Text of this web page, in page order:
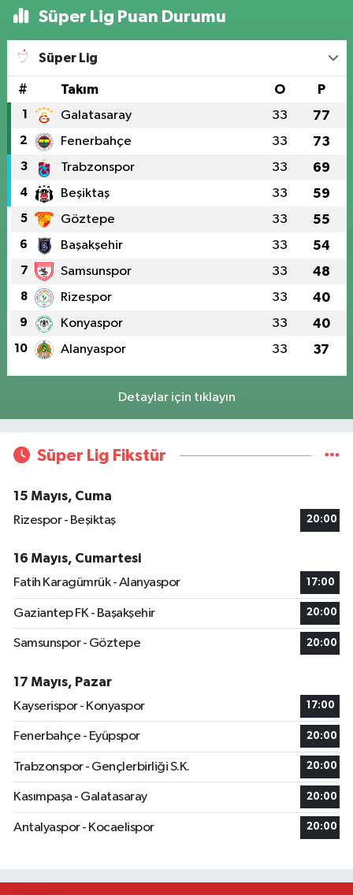
Süper Lig Puan Durumu
Süper Lig
# Takım O P
1 Galatasaray 33 77
2 Fenerbahçe 33 73
3 Trabzonspor 33 69
4 Beşiktaş 33 59
5 Göztepe 33 55
6 Başakşehir 33 54
7 Samsunspor 33 48
8 Rizespor 33 40
9 Konyaspor 33 40
10 Alanyaspor 33 37
Detaylar için tıklayın
Süper Lig Fikstür
15 Mayıs, Cuma
Rizespor - Beşiktaş
20:00
16 Mayıs, Cumartesi
Fatih Karagümrük - Alanyaspor
17:00
Gaziantep FK - Başakşehir 20:00
Samsunspor - Göztepe 20:00
17 Mayıs, Pazar
Kayserispor - Konyaspor
17:00
Fenerbahçe - Eyüpspor 20:00
Trabzonspor - Gençlerbirliği S.K. 20:00
Kasımpaşa - Galatasaray 20:00
Antalyaspor - Kocaelispor 20:00